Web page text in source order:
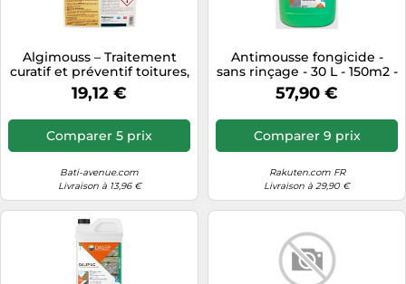
Algimouss – Traitement
curatif et préventif toitures,
murs et façades – 5 L
(001003)
19,12 €
Comparer 5 prix
Bati-avenue.com
Livraison à 13,96 €
Antimousse fongicide -
sans rinçage - 30 L - 150m2 -
Batimouste PE DALEP
57,90 €
Comparer 9 prix
Rakuten.com FR
Livraison à 29,90 €